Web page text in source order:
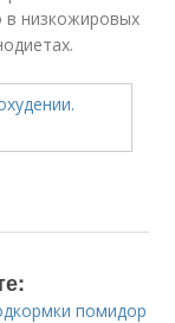
в низкожировых
помидор